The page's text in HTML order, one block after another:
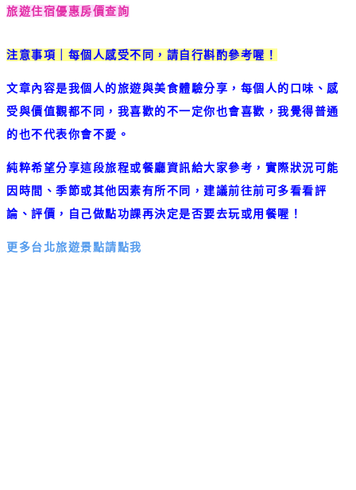
旅遊住宿優惠房價查詢
注意事項｜每個人感受不同，請自行斟酌參考喔！
文章內容是我個人的旅遊與美食體驗分享，每個人的口味、感
受與價值觀都不同，我喜歡的不一定你也會喜歡，我覺得普通
的也不代表你會不愛。
純粹希望分享這段旅程或餐廳資訊給大家參考，實際狀況可能
因時間、季節或其他因素有所不同，建議前往前可多看看評
論、評價，自己做點功課再決定是否要去玩或用餐喔！
更多台北旅遊景點請點我